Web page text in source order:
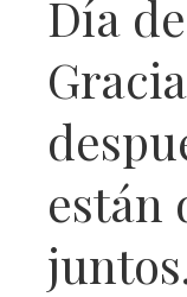
Día
están